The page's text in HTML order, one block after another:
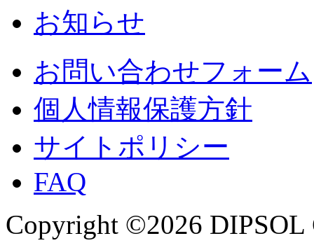
お知らせ
お問い合わせフォーム
個人情報保護方針
サイトポリシー
FAQ
Copyright ©2026